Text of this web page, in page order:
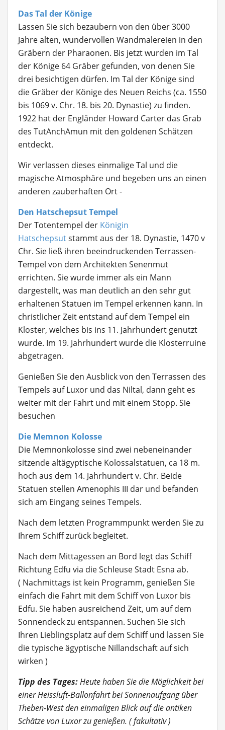
Das Tal der Könige
Lassen Sie sich bezaubern von den über 3000
Jahre alten, wundervollen Wandmalereien in den
Gräbern der Pharaonen. Bis jetzt wurden im Tal
der Könige 64 Gräber gefunden, von denen Sie
drei besichtigen dürfen. Im Tal der Könige sind
die Gräber der Könige des Neuen Reichs (ca. 1550
bis 1069 v. Chr. 18. bis 20. Dynastie) zu finden.
1922 hat der Engländer Howard Carter das Grab
des TutAnchAmun mit den goldenen Schätzen
entdeckt.
Wir verlassen dieses einmalige Tal und die
magische Atmosphäre und begeben uns an einen
anderen zauberhaften Ort -
Den Hatschepsut Tempel
Der Totentempel der Königin
Hatschepsutstammt aus der 18. Dynastie, 1470 v
Chr. Sie ließ ihren beeindruckenden Terrassen-
Tempel von dem Architekten Senenmut
errichten. Sie wurde immer als ein Mann
dargestellt, was man deutlich an den sehr gut
erhaltenen Statuen im Tempel erkennen kann. In
christlicher Zeit entstand auf dem Tempel ein
Kloster, welches bis ins 11. Jahrhundert genutzt
wurde. Im 19. Jahrhundert wurde die Klosterruine
abgetragen.
Genießen Sie den Ausblick von den Terrassen des
Tempels auf Luxor und das Niltal, dann geht es
weiter mit der Fahrt und mit einem Stopp. Sie
besuchen
Die Memnon Kolosse
Die Memnonkolossesind zwei nebeneinander
sitzende altägyptische Kolossalstatuen, ca 18 m.
hoch aus dem 14. Jahrhundert v. Chr. Beide
Statuen stellen Amenophis III dar und befanden
sich am Eingang seines Tempels.
Nach dem letzten Programmpunkt werden Sie zu
Ihrem Schiff zurück begleitet.
Nach dem Mittagessen an Bord legt das Schiff
Richtung Edfu via die Schleuse Stadt Esna ab.
( Nachmittags ist kein Programm, genießen Sie
einfach die Fahrt mit dem Schiff von Luxor bis
Edfu. Sie haben ausreichend Zeit, um auf dem
Sonnendeck zu entspannen. Suchen Sie sich
Ihren Lieblingsplatz auf dem Schiff und lassen Sie
die typische ägyptische Nillandschaft auf sich
wirken )
Tipp des Tages:Heute haben Sie die Möglichkeit bei
einer Heissluft-Ballonfahrt bei Sonnenaufgang über
Theben-West den einmaligen Blick auf die antiken
Schätze von Luxor zu genießen. ( fakultativ )